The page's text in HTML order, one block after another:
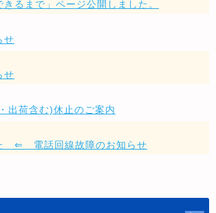
きるまで」ページ公開しました。
せ
せ
出荷含む)休止のご案内
⇐ 電話回線故障のお知らせ